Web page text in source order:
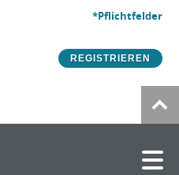
*Pflichtfelder